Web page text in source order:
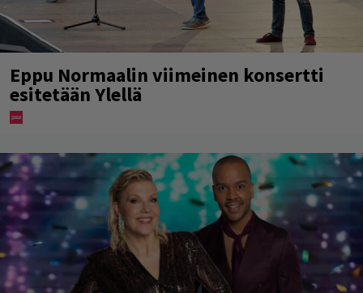
Eppu Normaalin viimeinen konsertti
esitetään Ylellä